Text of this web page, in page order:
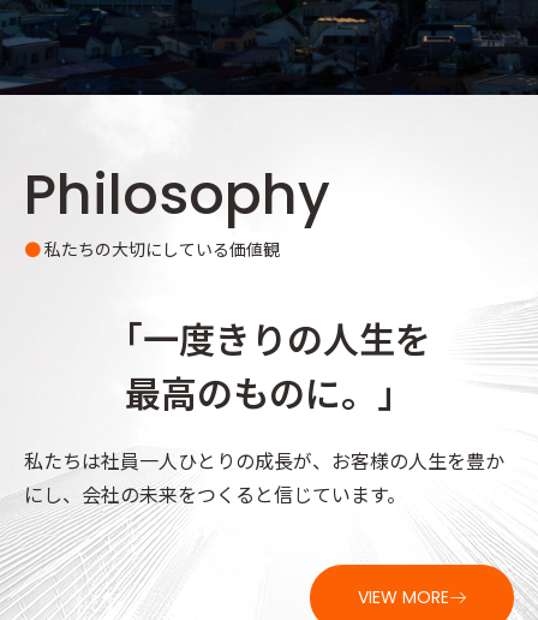
Philosophy
●私たちの大切にしている価値観
「一度きりの人生を
最高のものに。」
私たちは社員一人ひとりの成長が、お客様の人生を豊か
にし、会社の未来をつくると信じています。
VIEW MORE